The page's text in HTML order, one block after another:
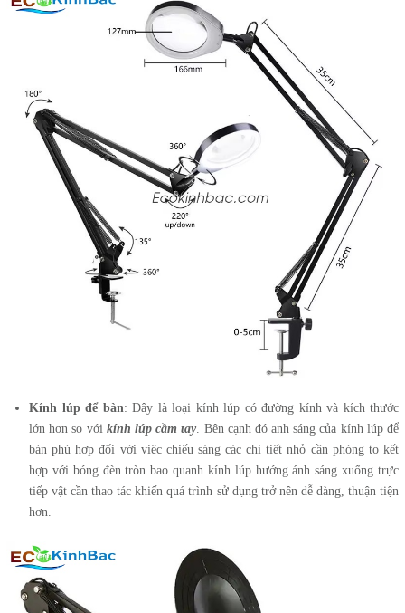
Kính lúp để bàn: Đây là loại kính lúp có đường kính và kích thước
lớn hơn so với kính lúp cầm tay. Bên cạnh đó anh sáng của kính lúp để
bàn phù hợp đối với việc chiếu sáng các chi tiết nhỏ cần phóng to kết
hợp với bóng đèn tròn bao quanh kính lúp hướng ánh sáng xuống trực
tiếp vật cần thao tác khiến quá trình sử dụng trở nên dễ dàng, thuận tiện
hơn.